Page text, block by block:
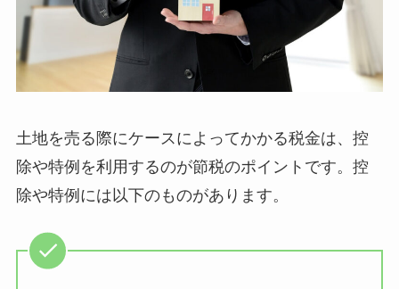
土地を売る際にケースによってかかる税金は、控
除や特例を利用するのが節税のポイントです。控
除や特例には以下のものがあります。